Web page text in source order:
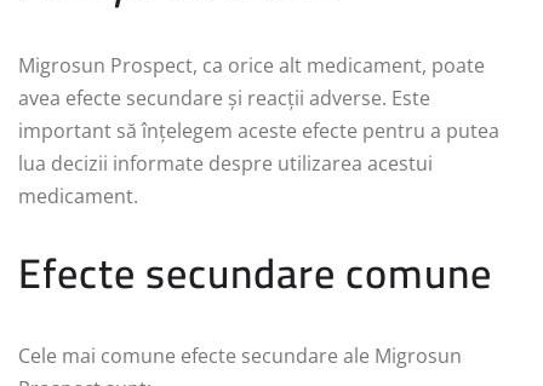
Migrosun Prospect, ca orice alt medicament, poate
avea efecte secundare și reacții adverse. Este
important să înțelegem aceste efecte pentru a putea
lua decizii informate despre utilizarea acestui
medicament.
Efecte secundare comune
Cele mai comune efecte secundare ale Migrosun